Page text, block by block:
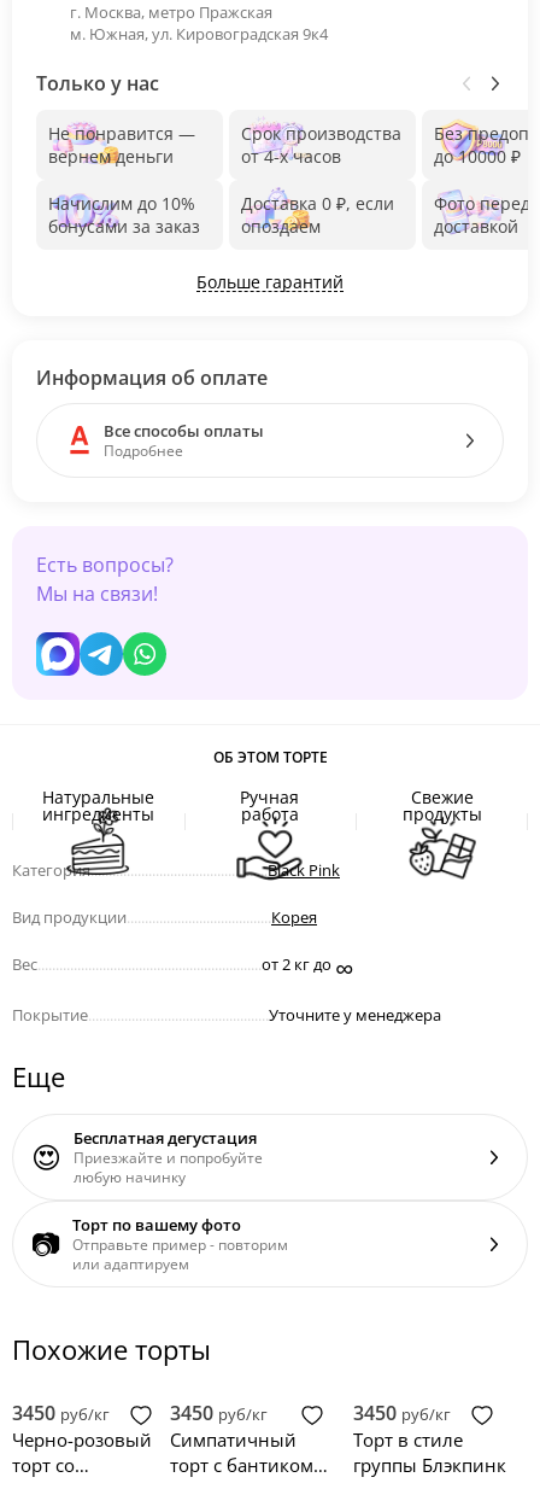
г. Москва, метро Пражская
м. Южная, ул. Кировоградская 9к4
Только у нас
Не понравится —
вернем деньги
Начислим до 10%
бонусами за заказ
Срок производства
от 4-х часов
Доставка 0 ₽, если
опоздаем
Без
до 10000 ₽
Фото перед
доставкой
Больше гарантий
Информация об оплате
Все способы оплаты
Подробнее
Есть вопросы?
Мы на связи!
ОБ ЭТОМ ТОРТЕ
Натуральные
ингредиенты
Ручная
работа
Свежие
продукты
Категория.................................................Black Pink
Вид продукции Корея
Вес от 2 кг до ∞
Покрытие Уточните у менеджера
Еще
😍 Бесплатная дегустация
Приезжайте и попробуйте
любую начинку
📷 Торт по вашему фото
Отправьте пример - повторим
или адаптируем
Похожие торты
3450 руб/кг
Черно-розовый
торт со
3450 руб/кг
Симпатичный
торт с бантиком
3450 руб/кг
Торт в стиле
группы Блэкпинк